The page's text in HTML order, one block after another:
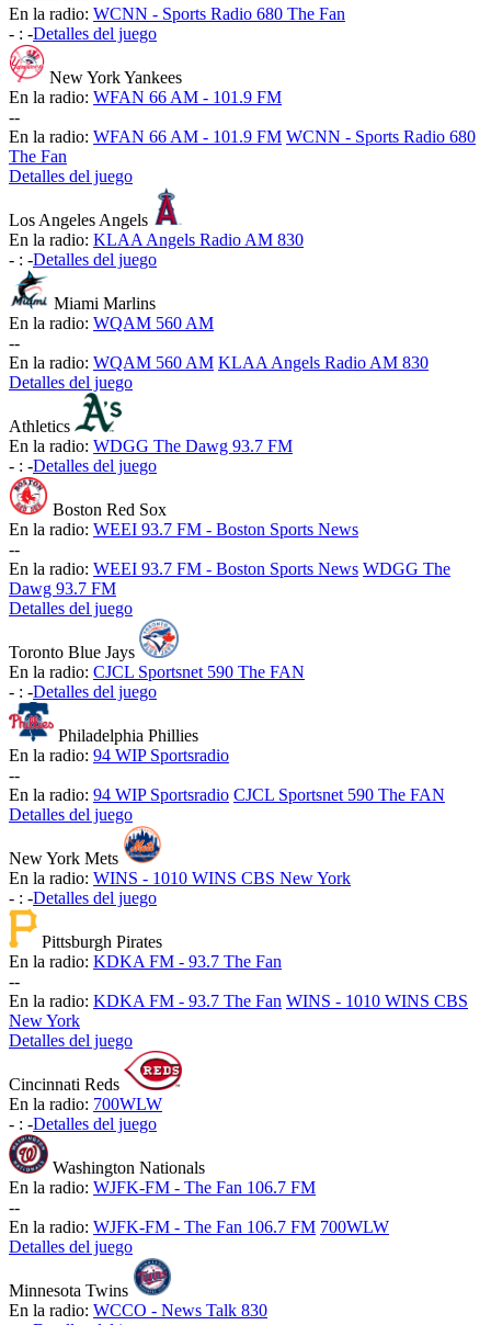
En la radio: WCNN - Sports Radio 680 The Fan
- : -Detalles del juego
New York Yankees
En la radio: WFAN 66 AM - 101.9 FM
--
En la radio: WFAN 66 AM - 101.9 FM WCNN - Sports Radio 680
The Fan
Detalles del juego
Los Angeles Angels
En la radio: KLAA Angels Radio AM 830
- : -Detalles del juego
Miami Marlins
En la radio: WQAM 560 AM
--
En la radio: WQAM 560 AM KLAA Angels Radio AM 830
Detalles del juego
Athletics
En la radio: WDGG The Dawg 93.7 FM
- : -Detalles del juego
Boston Red Sox
En la radio: WEEI 93.7 FM - Boston Sports News
--
En la radio: WEEI 93.7 FM - Boston Sports News WDGG The
Dawg 93.7 FM
Detalles del juego
Toronto Blue Jays
En la radio: CJCL Sportsnet 590 The FAN
- : -Detalles del juego
Philadelphia Phillies
En la radio: 94 WIP Sportsradio
--
En la radio: 94 WIP Sportsradio CJCL Sportsnet 590 The FAN
Detalles del juego
New York Mets
En la radio: WINS - 1010 WINS CBS New York
- : -Detalles del juego
Pittsburgh Pirates
En la radio: KDKA FM - 93.7 The Fan
--
En la radio: KDKA FM - 93.7 The Fan WINS - 1010 WINS CBS
New York
Detalles del juego
Cincinnati Reds
En la radio: 700WLW
- : -Detalles del juego
Washington Nationals
En la radio: WJFK-FM - The Fan 106.7 FM
--
En la radio: WJFK-FM - The Fan 106.7 FM 700WLW
Detalles del juego
Minnesota Twins
En la radio: WCCO - News Talk 830